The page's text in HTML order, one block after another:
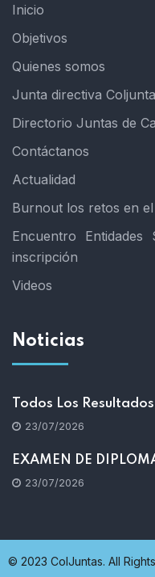
Inicio
Objetivos
Quienes somos
Junta directiva
Directorio Juntas de
Contáctanos
Actualidad
Burnout los retos en
Encuentro Entidades
inscripción
Videos
Noticias
Todos Los Resultados
23/07/2026
EXAMEN DE
23/07/2026
© 2023 ColJuntas. All